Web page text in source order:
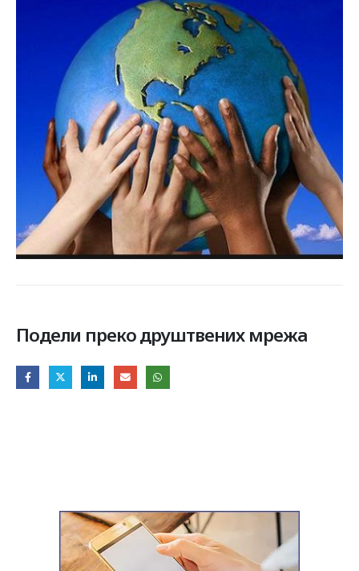
Подели преко друштвених мрежа